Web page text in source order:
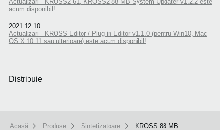
Actualizari - KROSS2 61, KROSS2 88 MB System Updater v1.2.2 este
acum disponibil!
2021.12.10
Actualizari - KROSS Editor / Plug-in Editor v1.1.0 (pentru Win10, Mac
OS X 10.11 sau ulterioare) este acum disponibil!
Distribuie
Acasă Produse Sintetizatoare KROSS 88 MB